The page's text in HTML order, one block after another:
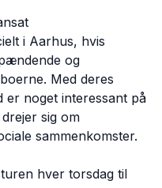
i Aarhus, hvis
og
Med deres
er noget interessant på
sig om
sammenkomster.
hver torsdag til